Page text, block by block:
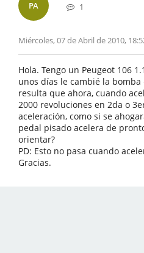
PA 1
Miércoles, 07 de Abril de 2010,
Hola. Tengo un Peugeot 106
unos días le cambié la
resulta que ahora, cuando
2000 revoluciones en 2da o
aceleración, como si se
pedal pisado acelera de
orientar?
PD: Esto no pasa cuando
Gracias.